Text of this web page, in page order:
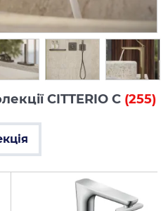
CITTERIO C (255)